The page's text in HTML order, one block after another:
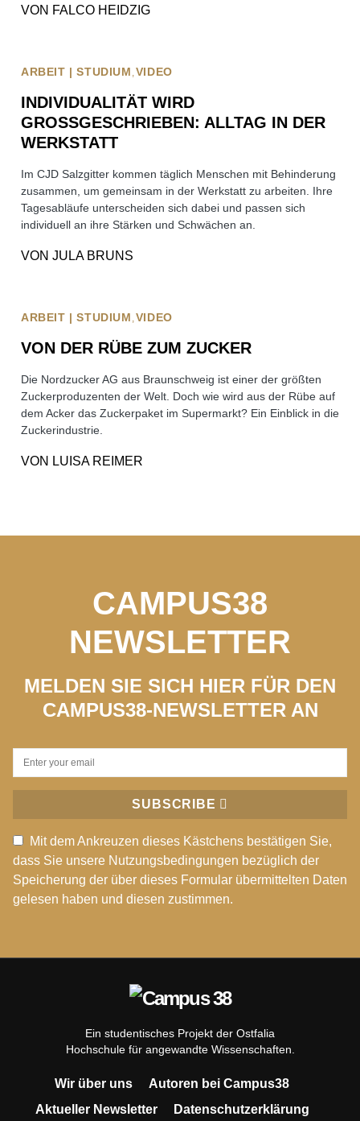
VON FALCO HEIDZIG
ARBEIT | STUDIUM VIDEO
INDIVIDUALITÄT WIRD
GROSSGESCHRIEBEN: ALLTAG IN DER W
ERKSTATT
Im CJD Salzgitter kommen täglich Menschen mit Behinderung
zusammen, um gemeinsam in der Werkstatt zu arbeiten. Ihre
Tagesabläufe unterscheiden sich dabei und passen sich
individuell an ihre Stärken und Schwächen an.
VON JULA BRUNS
ARBEIT | STUDIUM VIDEO
VON DER RÜBE ZUM ZUCKER
Die Nordzucker AG aus Braunschweig ist einer der größten
Zuckerproduzenten der Welt. Doch wie wird aus der Rübe auf
dem Acker das Zuckerpaket im Supermarkt? Ein Einblick in die
Zuckerindustrie.
VON LUISA REIMER
CAMPUS38
NEWSLETTER
MELDEN SIE SICH HIER FÜR DEN
CAMPUS38-NEWSLETTER AN
SUBSCRIBE
Mit dem Ankreuzen dieses Kästchens bestätigen Sie,
dass Sie unsere Nutzungsbedingungen bezüglich der
Speicherung der über dieses Formular übermittelten Daten
gelesen haben und diesen zustimmen.
Ein studentisches Projekt der Ostfalia
Hochschule für angewandte Wissenschaften.
Wir über uns
Autoren bei Campus38
Aktueller Newsletter
Datenschutzerklärung